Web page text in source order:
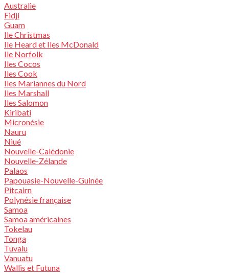
Australie
Fidji
Guam
Ile Christmas
Ile Heard et Iles McDonald
Ile Norfolk
Iles Cocos
Iles Cook
Iles Mariannes du Nord
Iles Marshall
Iles Salomon
Kiribati
Micronésie
Nauru
Niué
Nouvelle-Calédonie
Nouvelle-Zélande
Palaos
Papouasie-Nouvelle-Guinée
Pitcairn
Polynésie française
Samoa
Samoa américaines
Tokelau
Tonga
Tuvalu
Vanuatu
Wallis et Futuna